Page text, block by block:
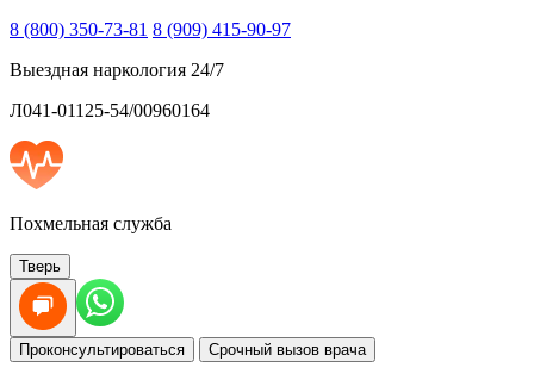
8 (800) 350-73-81 8 (909) 415-90-97
Выездная наркология 24/7
Л041-01125-54/00960164
Похмельная служба
Тверь
Проконсультироваться Срочный вызов врача